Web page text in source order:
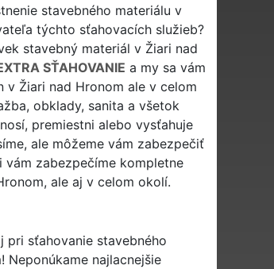
stavebného materiálu v
týchto sťahovacích služieb?
stavebný materiál v Žiari nad
SŤAHOVANIE a my sa vám
Žiari nad Hronom ale v celom
obklady, sanita a všetok
premiestni alebo vysťahuje
ale môžeme vám zabezpečiť
zabezpečíme kompletne
ale aj v celom okolí.
pri sťahovanie stavebného
najlacnejšie